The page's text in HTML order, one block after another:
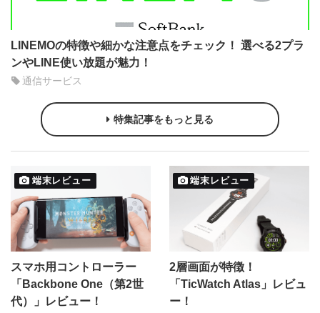
LINEMOの特徴や細かな注意点をチェック！ 選べる2プラ
ンやLINE使い放題が魅力！
通信サービス
特集記事をもっと見る
端末レビュー
スマホ用コントローラー
「Backbone One（第2世
代）」レビュー！
端末レビュー
2層画面が特徴！
「TicWatch Atlas」レビュ
ー！